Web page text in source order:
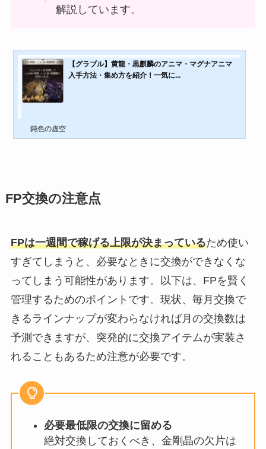
解説しています。
【グラブル】黄龍・黒麒麟のアニマ・マグナアニマ
入手方法・集め方を紹介！一気に...
鈍色の虚空
FP交換の注意点
FPは一週間で稼げる上限が決まっているため使い
すぎてしまうと、必要なときに交換ができなくな
ってしまう可能性があります。以下は、FPを賢く
管理するためのポイントです。現状、毎月交換で
きるラインナップが変わらなければ月の交換数は
予測できますが、突発的に交換アイテムが実装さ
れることもあるため注意が必要です。
必要最低限の交換に留める
絶対交換しておくべき、金剛晶の欠片は